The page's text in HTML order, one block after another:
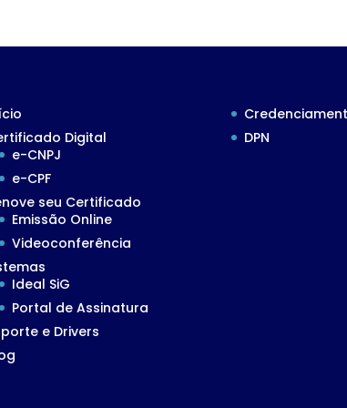
Digital
e-CNPJ
e-CPF
seu Certificado
Emissão Online
Videoconferência
Ideal SiG
Portal de Assinatura
e Drivers
DPN